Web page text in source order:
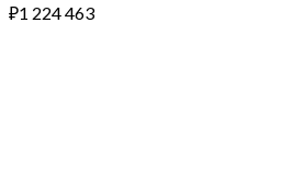
₽1 224 463